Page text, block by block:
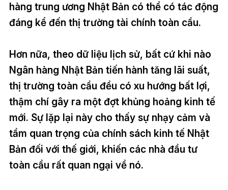
hàng trung ương Nhật Bản có thể có tác động
đáng kể đến thị trường tài chính toàn cầu.
Hơn nữa, theo dữ liệu lịch sử, bất cứ khi nào
Ngân hàng Nhật Bản tiến hành tăng lãi suất,
thị trường toàn cầu đều có xu hướng bất lợi,
thậm chí gây ra một đợt khủng hoảng kinh tế
mới. Sự lặp lại này cho thấy sự nhạy cảm và
tầm quan trọng của chính sách kinh tế Nhật
Bản đối với thế giới, khiến các nhà đầu tư
toàn cầu rất quan ngại về nó.